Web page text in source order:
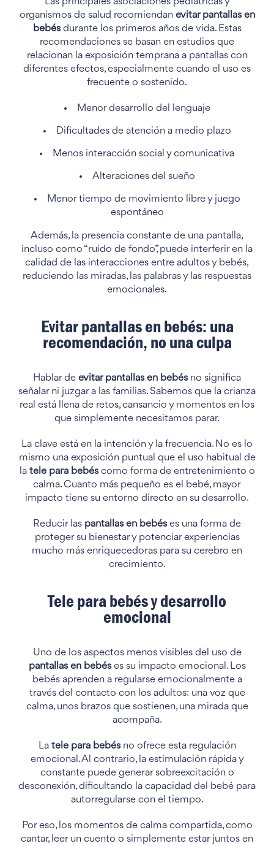
organismos de salud recomiendan evitar pantallas en
bebésdurante los primeros años de vida. Estas
recomendaciones se basan en estudios que
relacionan la exposición temprana a pantallas con
diferentes efectos, especialmente cuando el uso es
frecuente o sostenido.
Menor desarrollo del lenguaje
Dificultades de atención a medio plazo
Menos interacción social y comunicativa
Alteraciones del sueño
Menor tiempo de movimiento libre y juego
espontáneo
Además, la presencia constante de una pantalla,
incluso como “ruido de fondo”, puede interferir en la
calidad de las interacciones entre adultos y bebés,
reduciendo las miradas, las palabras y las respuestas
emocionales.
Evitar pantallas en bebés: una
recomendación, no una culpa
Hablar de evitar pantallas en bebésno significa
señalar ni juzgar a las familias. Sabemos que la crianza
real está llena de retos, cansancio y momentos en los
que simplemente necesitamos parar.
La clave está en la intención y la frecuencia. No es lo
mismo una exposición puntual que el uso habitual de
la tele para bebéscomo forma de entretenimiento o
calma. Cuanto más pequeño es el bebé, mayor
impacto tiene su entorno directo en su desarrollo.
Reducir las pantallas en bebéses una forma de
proteger su bienestar y potenciar experiencias
mucho más enriquecedoras para su cerebro en
crecimiento.
Tele para bebés y desarrollo
emocional
Uno de los aspectos menos visibles del uso de
pantallas en bebéses su impacto emocional. Los
bebés aprenden a regularse emocionalmente a
través del contacto con los adultos: una voz que
calma, unos brazos que sostienen, una mirada que
acompaña.
La tele para bebésno ofrece esta regulación
emocional. Al contrario, la estimulación rápida y
constante puede generar sobreexcitación o
desconexión, dificultando la capacidad del bebé para
autorregularse con el tiempo.
Por eso, los momentos de calma compartida, como
cantar, leer un cuento o simplemente estar juntos en